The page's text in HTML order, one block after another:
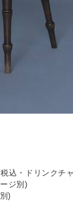
込・ドリンクチ
ジ別)
)